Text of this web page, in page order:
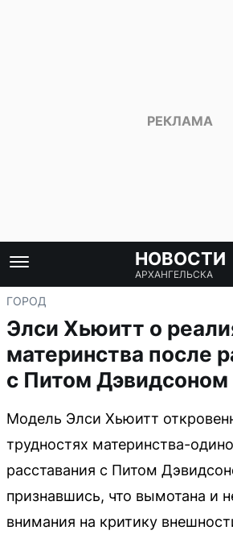
НОВОСТИ
АРХАНГЕЛЬСКА
ГОРОД
Элси Хьюитт о
материнства после
с Питом Дэвидсоном
Модель Элси Хьюитт
трудностях материнства-
расставания с Питом
признавшись, что вымотана и
внимания на критику